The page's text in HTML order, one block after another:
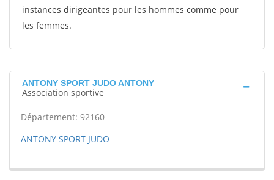
instances dirigeantes pour les hommes comme pour
les femmes.
ANTONY SPORT JUDO ANTONY
Association sportive
Département: 92160
ANTONY SPORT JUDO